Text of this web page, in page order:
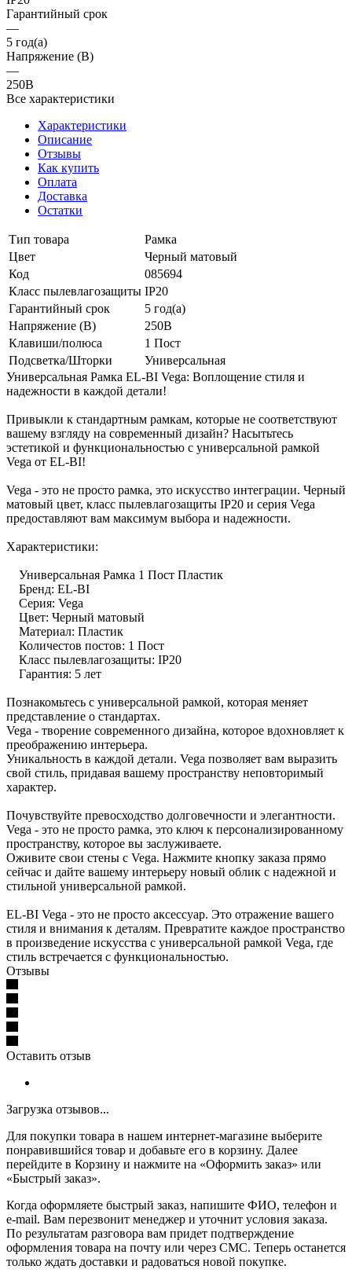
Гарантийный срок
—
5 год(а)
Напряжение (В)
—
250В
Все характеристики
Характеристики
Описание
Отзывы
Как купить
Оплата
Доставка
Остатки
Тип товара
Рамка
Цвет
Черный матовый
Код
085694
Класс пылевлагозащиты IP20
Гарантийный срок
5 год(а)
Напряжение (В)
250В
Клавиши/полюса
1 Пост
Подсветка/Шторки
Универсальная
Универсальная Рамка EL-BI Vega: Воплощение стиля и
надежности в каждой детали!
Привыкли к стандартным рамкам, которые не соответствуют
вашему взгляду на современный дизайн? Насытьтесь
эстетикой и функциональностью с универсальной рамкой
Vega от EL-BI!
Vega - это не просто рамка, это искусство интеграции. Черный
матовый цвет, класс пылевлагозащиты IP20 и серия Vega
предоставляют вам максимум выбора и надежности.
Характеристики:
Универсальная Рамка 1 Пост Пластик
Бренд: EL-BI
Серия: Vega
Цвет: Черный матовый
Материал: Пластик
Количестов постов: 1 Пост
Класс пылевлагозащиты: IP20
Гарантия: 5 лет
Познакомьтесь с универсальной рамкой, которая меняет
представление о стандартах.
Vega - творение современного дизайна, которое вдохновляет к
преображению интерьера.
Уникальность в каждой детали. Vega позволяет вам выразить
свой стиль, придавая вашему пространству неповторимый
характер.
Почувствуйте превосходство долговечности и элегантности.
Vega - это не просто рамка, это ключ к персонализированному
пространству, которое вы заслуживаете.
Оживите свои стены с Vega. Нажмите кнопку заказа прямо
сейчас и дайте вашему интерьеру новый облик с надежной и
стильной универсальной рамкой.
EL-BI Vega - это не просто аксессуар. Это отражение вашего
стиля и внимания к деталям. Превратите каждое пространство
в произведение искусства с универсальной рамкой Vega, где
стиль встречается с функциональностью.
Отзывы
Оставить отзыв
Загрузка отзывов...
Для покупки товара в нашем интернет-магазине выберите
понравившийся товар и добавьте его в корзину. Далее
перейдите в Корзину и нажмите на «Оформить заказ» или
«Быстрый заказ».
Когда оформляете быстрый заказ, напишите ФИО, телефон и
e-mail. Вам перезвонит менеджер и уточнит условия заказа.
По результатам разговора вам придет подтверждение
оформления товара на почту или через СМС. Теперь останется
только ждать доставки и радоваться новой покупке.